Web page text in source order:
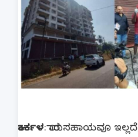
ಕಾರ್ಕಳ: ಯಾರ ಸಹಾಯವೂ